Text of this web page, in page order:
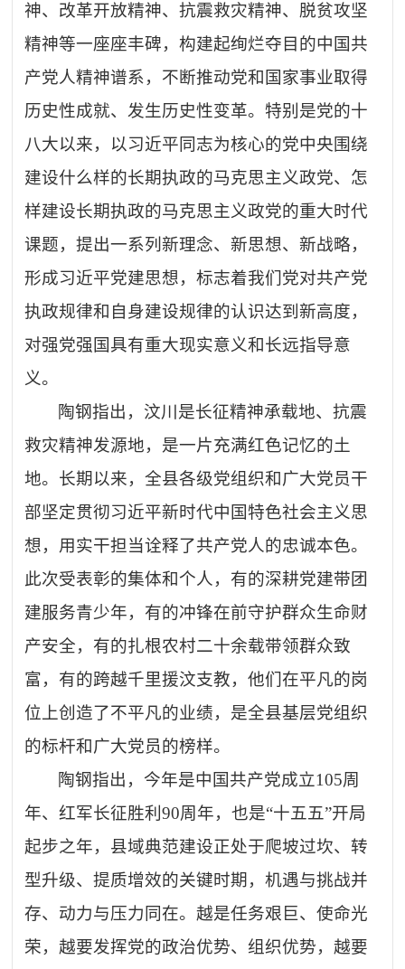
神、改革开放精神、抗震救灾精神、脱贫攻坚
精神等一座座丰碑，构建起绚烂夺目的中国共
产党人精神谱系，不断推动党和国家事业取得
历史性成就、发生历史性变革。特别是党的十
八大以来，以习近平同志为核心的党中央围绕
建设什么样的长期执政的马克思主义政党、怎
样建设长期执政的马克思主义政党的重大时代
课题，提出一系列新理念、新思想、新战略，
形成习近平党建思想，标志着我们党对共产党
执政规律和自身建设规律的认识达到新高度，
对强党强国具有重大现实意义和长远指导意
义。
陶钢指出，汶川是长征精神承载地、抗震
救灾精神发源地，是一片充满红色记忆的土
地。长期以来，全县各级党组织和广大党员干
部坚定贯彻习近平新时代中国特色社会主义思
想，用实干担当诠释了共产党人的忠诚本色。
此次受表彰的集体和个人，有的深耕党建带团
建服务青少年，有的冲锋在前守护群众生命财
产安全，有的扎根农村二十余载带领群众致
富，有的跨越千里援汶支教，他们在平凡的岗
位上创造了不平凡的业绩，是全县基层党组织
的标杆和广大党员的榜样。
陶钢指出，今年是中国共产党成立105周
年、红军长征胜利90周年，也是“十五五”开局
起步之年，县域典范建设正处于爬坡过坎、转
型升级、提质增效的关键时期，机遇与挑战并
存、动力与压力同在。越是任务艰巨、使命光
荣，越要发挥党的政治优势、组织优势，越要